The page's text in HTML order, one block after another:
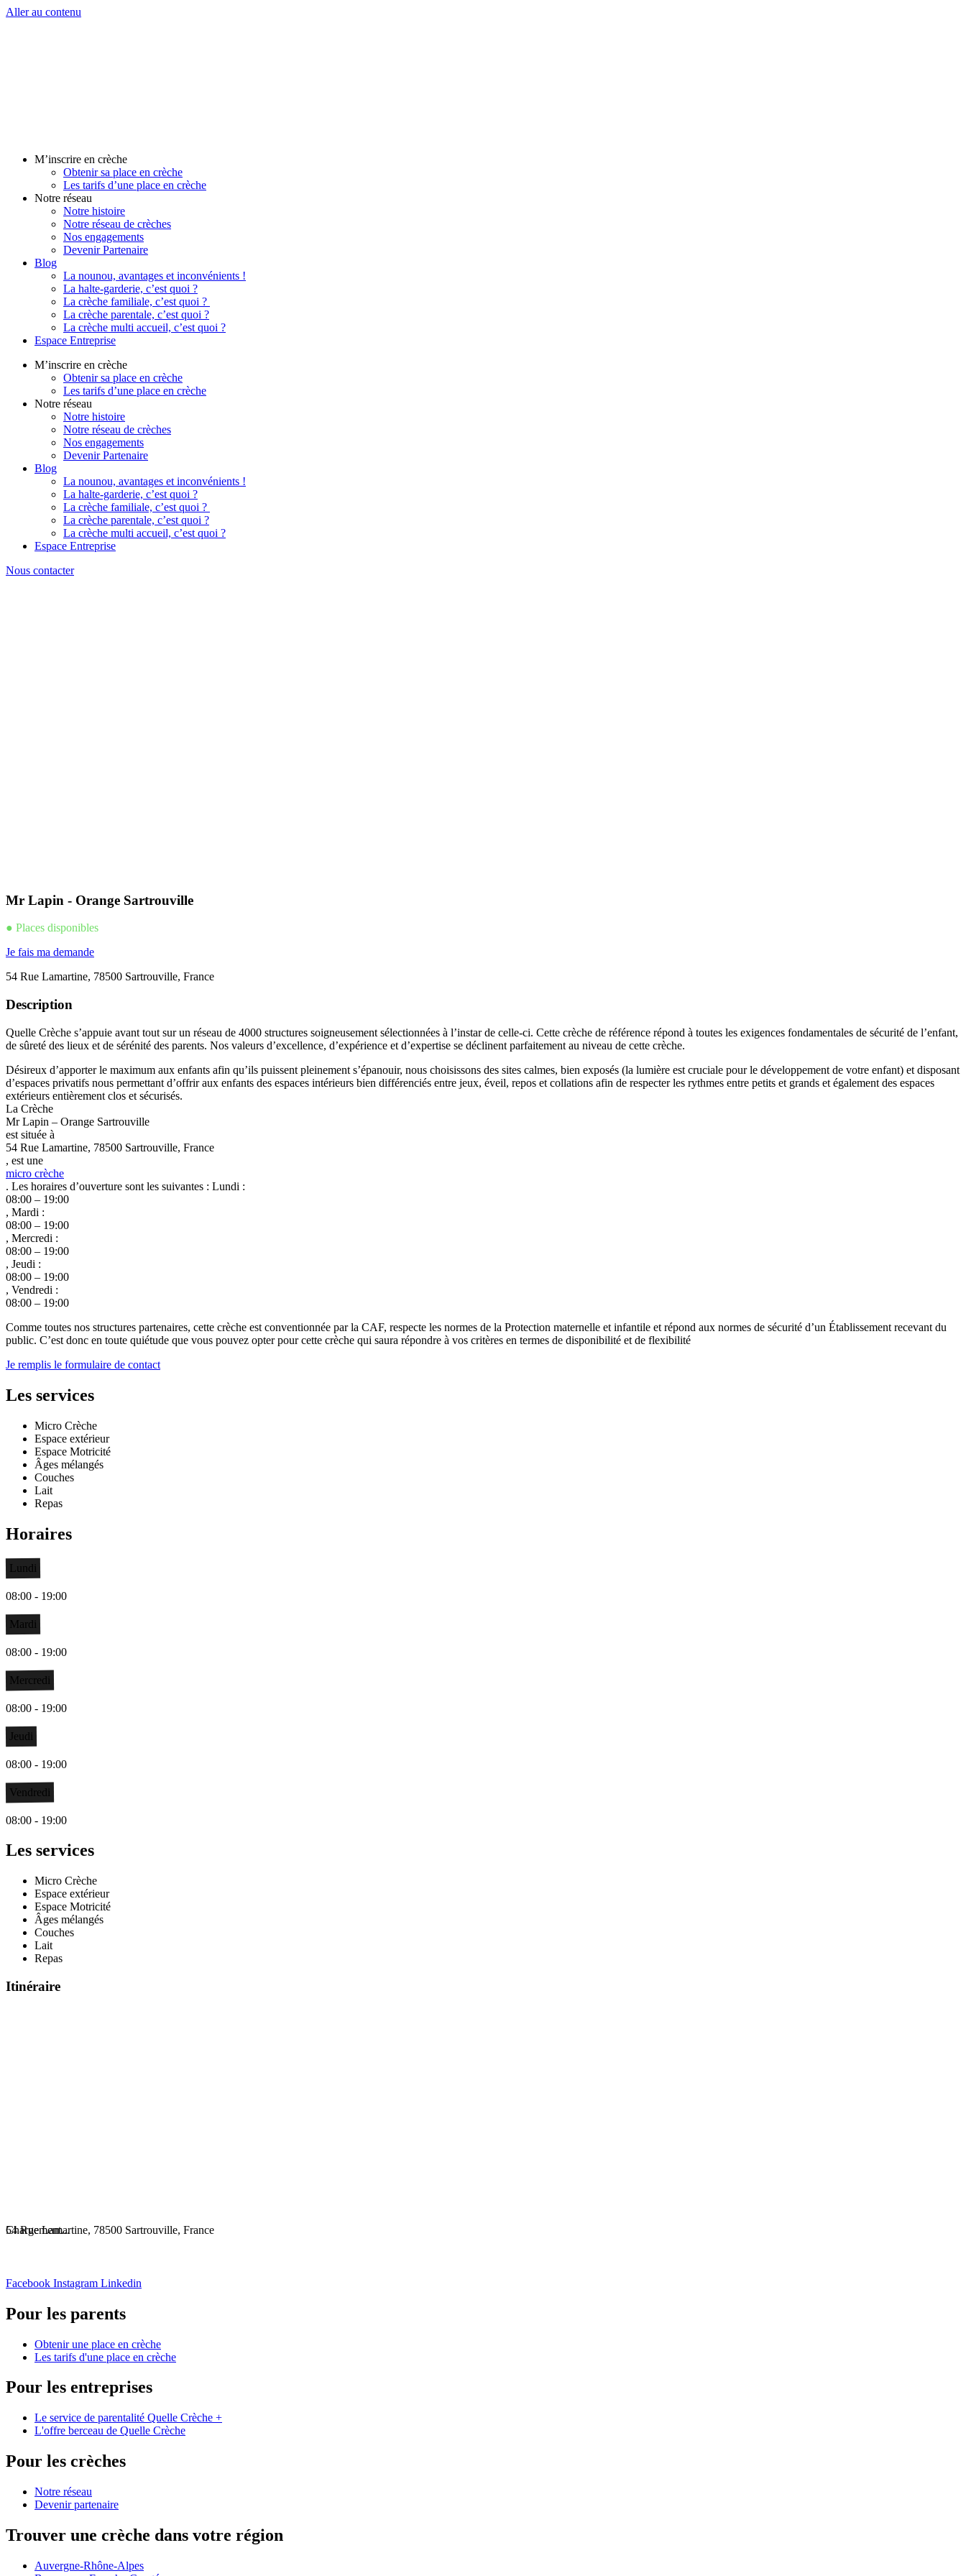
Aller au contenu
M’inscrire en crèche
Obtenir sa place en crèche
Les tarifs d’une place en crèche
Notre réseau
Notre histoire
Notre réseau de crèches
Nos engagements
Devenir Partenaire
Blog
La nounou, avantages et inconvénients !
La halte-garderie, c’est quoi ?
La crèche familiale, c’est quoi ?
La crèche parentale, c’est quoi ?
La crèche multi accueil, c’est quoi ?
Espace Entreprise
M’inscrire en crèche
Obtenir sa place en crèche
Les tarifs d’une place en crèche
Notre réseau
Notre histoire
Notre réseau de crèches
Nos engagements
Devenir Partenaire
Blog
La nounou, avantages et inconvénients !
La halte-garderie, c’est quoi ?
La crèche familiale, c’est quoi ?
La crèche parentale, c’est quoi ?
La crèche multi accueil, c’est quoi ?
Espace Entreprise
Nous contacter
Mr Lapin - Orange Sartrouville
● Places disponibles
Je fais ma demande
54 Rue Lamartine, 78500 Sartrouville, France
Description
Quelle Crèche s’appuie avant tout sur un réseau de 4000 structures soigneusement sélectionnées à l’instar de celle-ci. Cette crèche de référence répond à toutes les exigences fondamentales de sécurité de l’enfant,
de sûreté des lieux et de sérénité des parents. Nos valeurs d’excellence, d’expérience et d’expertise se déclinent parfaitement au niveau de cette crèche.
Désireux d’apporter le maximum aux enfants afin qu’ils puissent pleinement s’épanouir, nous choisissons des sites calmes, bien exposés (la lumière est cruciale pour le développement de votre enfant) et disposant
d’espaces privatifs nous permettant d’offrir aux enfants des espaces intérieurs bien différenciés entre jeux, éveil, repos et collations afin de respecter les rythmes entre petits et grands et également des espaces
extérieurs entièrement clos et sécurisés.
La Crèche
Mr Lapin – Orange Sartrouville
est située à
54 Rue Lamartine, 78500 Sartrouville, France
, est une
micro crèche
. Les horaires d’ouverture sont les suivantes : Lundi :
08:00 – 19:00
, Mardi :
08:00 – 19:00
, Mercredi :
08:00 – 19:00
, Jeudi :
08:00 – 19:00
, Vendredi :
08:00 – 19:00
Comme toutes nos structures partenaires, cette crèche est conventionnée par la CAF, respecte les normes de la Protection maternelle et infantile et répond aux normes de sécurité d’un Établissement recevant du
public. C’est donc en toute quiétude que vous pouvez opter pour cette crèche qui saura répondre à vos critères en termes de disponibilité et de flexibilité
Je remplis le formulaire de contact
Les services
Micro Crèche
Espace extérieur
Espace Motricité
Âges mélangés
Couches
Lait
Repas
Horaires
Lundi
08:00 - 19:00
Mardi
08:00 - 19:00
Mercredi
08:00 - 19:00
Jeudi
08:00 - 19:00
Vendredi
08:00 - 19:00
Les services
Micro Crèche
Espace extérieur
Espace Motricité
Âges mélangés
Couches
Lait
Repas
Itinéraire
Chargement...
54 Rue Lamartine, 78500 Sartrouville, France
Facebook Instagram Linkedin
Pour les parents
Obtenir une place en crèche
Les tarifs d'une place en crèche
Pour les entreprises
Le service de parentalité Quelle Crèche +
L'offre berceau de Quelle Crèche
Pour les crèches
Notre réseau
Devenir partenaire
Trouver une crèche dans votre région
Auvergne-Rhône-Alpes